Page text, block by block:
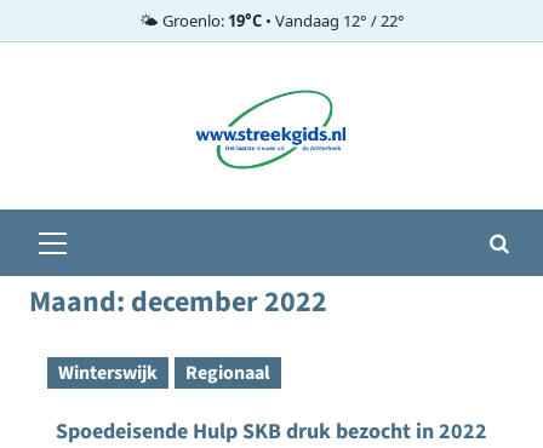
🌤️ Groenlo: 19°C• Vandaag 12° / 22°
menu
Maand: december 2022
Winterswijk Regionaal
Spoedeisende Hulp SKB druk bezocht in 2022